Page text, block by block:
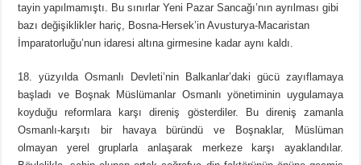
tayin yapılmamıştı. Bu sınırlar Yeni Pazar Sancağı’nın ayrılması gibi
bazı değişiklikler hariç, Bosna-Hersek’in Avusturya-Macaristan
İmparatorluğu’nun idaresi altına girmesine kadar aynı kaldı.
18. yüzyılda Osmanlı Devleti’nin Balkanlar’daki gücü zayıflamaya
başladı ve Boşnak Müslümanlar Osmanlı yönetiminin uygulamaya
koyduğu reformlara karşı direniş gösterdiler. Bu direniş zamanla
Osmanlı-karşıtı bir havaya büründü ve Boşnaklar, Müslüman
olmayan yerel gruplarla anlaşarak merkeze karşı ayaklandılar.